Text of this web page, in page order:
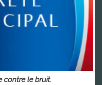
contre le bruit.